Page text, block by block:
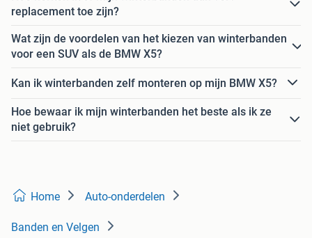
replacement toe zijn?
Wat zijn de voordelen van het kiezen van winterbanden
voor een SUV als de BMW X5?
Kan ik winterbanden zelf monteren op mijn BMW X5?
Hoe bewaar ik mijn winterbanden het beste als ik ze
niet gebruik?
Home Auto-onderdelen
Banden en Velgen